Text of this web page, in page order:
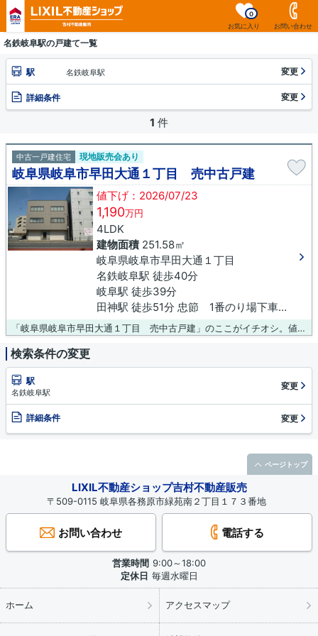
お気に入り
0
お問い合わせ
名鉄岐阜駅の戸建て一覧
駅 名鉄岐阜駅 変更
詳細条件 変更
1 件
中古一戸建住宅 現地販売会あり
岐阜県岐阜市早田大通１丁目 売中古戸建
値下げ：2026/07/23
1,190万円
4LDK
建物面積251.58㎡
岐阜県岐阜市早田大通１丁目
名鉄岐阜駅 徒歩40分
岐阜駅 徒歩39分
田神駅 徒歩51分 忠節 1番のり場下車 徒歩2分
「岐阜県岐阜市早田大通１丁目 売中古戸建」のここがイチオシ。値段がお手ごろな中古戸建てはいかがでしょうか。接道幅10m以上というこだわり条件が適用される物件です。まずは吉村不動産販売株式会社のスタッフにご希望条件をお申し付けください。条件にマッチした不動産情報をご用意いたします。
検索条件の変更
駅
名鉄岐阜駅
変更
詳細条件 変更
LIXIL不動産ショップ吉村不動産販売
〒509-0115 岐阜県各務原市緑苑南２丁目１７３番地
お問い合わせ 電話する
営業時間 9:00～18:00
定休日 毎週水曜日
ホーム アクセスマップ
ページトップ